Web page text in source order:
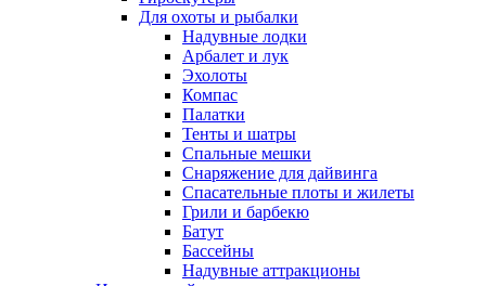
Для охоты и рыбалки
Надувные лодки
Арбалет и лук
Эхолоты
Компас
Палатки
Тенты и шатры
Спальные мешки
Снаряжение для дайвинга
Спасательные плоты и жилеты
Грили и барбекю
Батут
Бассейны
Надувные аттракционы